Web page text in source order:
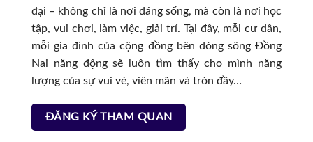
đại – không chỉ là nơi đáng sống, mà còn là nơi học
tập, vui chơi, làm việc, giải trí. Tại đây, mỗi cư dân,
mỗi gia đình của cộng đồng bên dòng sông Đồng
Nai năng động sẽ luôn tìm thấy cho mình năng
lượng của sự vui vẻ, viên mãn và tròn đầy…
ĐĂNG KÝ THAM QUAN